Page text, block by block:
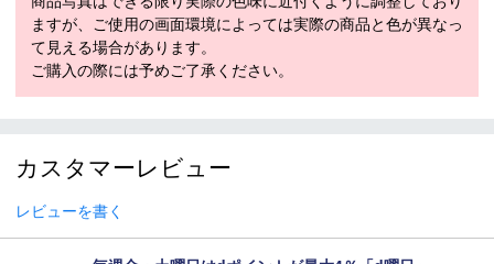
より堅牢なタン構造により、AJ1 と比較してより快適な履き心地が
実現します。 AJ1と比較して、かかとのフォームとグリップ力も強
化されています。
ソフトな乗り心地
ォームで作られ、ソックライナーは特殊なメモリーフォームで作ら
れています。
素材
繊維
ますが、ご使用の画面環境によっては実際の商品と色が異なっ
て見える場合があります。
ご購入の際には予めご了承ください。
カスタマーレビュー
レビューを書く